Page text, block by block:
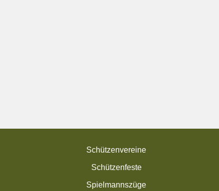
Schützenvereine
Schützenfeste
Spielmannszüge